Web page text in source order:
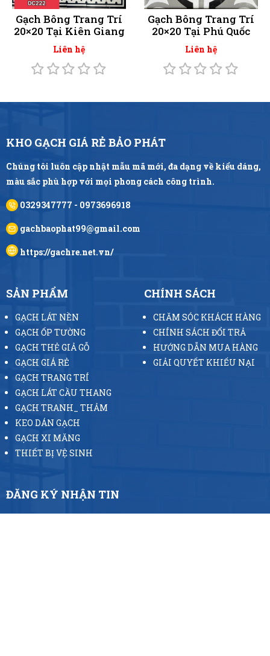
Gạch Bông Trang Trí
20×20 Tại Kiên Giang
Liên hệ
Gạch Bông Trang Trí
20×20 Tại Phú Quốc
Liên hệ
KHO GẠCH GIÁ RẺ BẢO PHÁT
Chúng tôi luôn cập nhật mẫu mã mới, đa dạng về kiểu dáng,
màu sắc phù hợp với mọi phong cách công trình.
0329347777 - 0973696918
gachbaophat99@gmail.com
https://gachre.net.vn/
SẢN PHẨM
GẠCH LÁT NỀN
GẠCH ỐP TƯỜNG
GẠCH THẺ GIẢ GỖ
GẠCH GIÁ RẺ
GẠCH TRANG TRÍ
GẠCH LÁT CẦU THANG
GẠCH TRANH_ THẢM
KEO DÁN GẠCH
GẠCH XI MĂNG
THIẾT BỊ VỆ SINH
CHÍNH SÁCH
CHĂM SÓC KHÁCH HÀNG
CHÍNH SÁCH ĐỔI TRẢ
HƯỚNG DẪN MUA HÀNG
GIẢI QUYẾT KHIẾU NẠI
ĐĂNG KÝ NHẬN TIN